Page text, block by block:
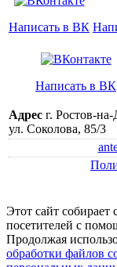
Написать в ВК
Написать в ВК
Адрес г. Ростов-
ул. Соколова, 85/3
Этот сайт
посетителей c
Продолжая
обработки файлов